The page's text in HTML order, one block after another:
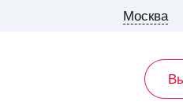
Москва